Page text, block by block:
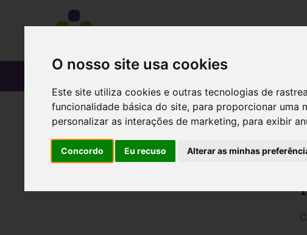
O nosso site usa cookies
Este site utiliza cookies e outras tecnologias de
funcionalidade básica do site, para proporcionar uma
personalizar as interações de marketing, para exibir
Concordo Eu recuso Alterar as minhas